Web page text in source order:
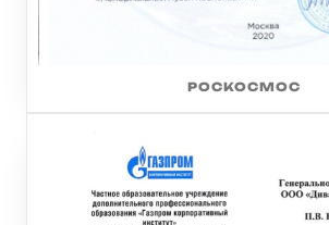
РОСКОСМОС